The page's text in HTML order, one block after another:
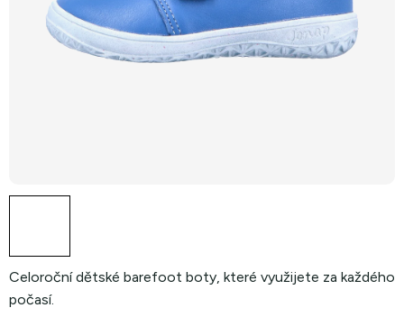
Celoroční dětské barefoot boty, které využijete za každého
počasí.